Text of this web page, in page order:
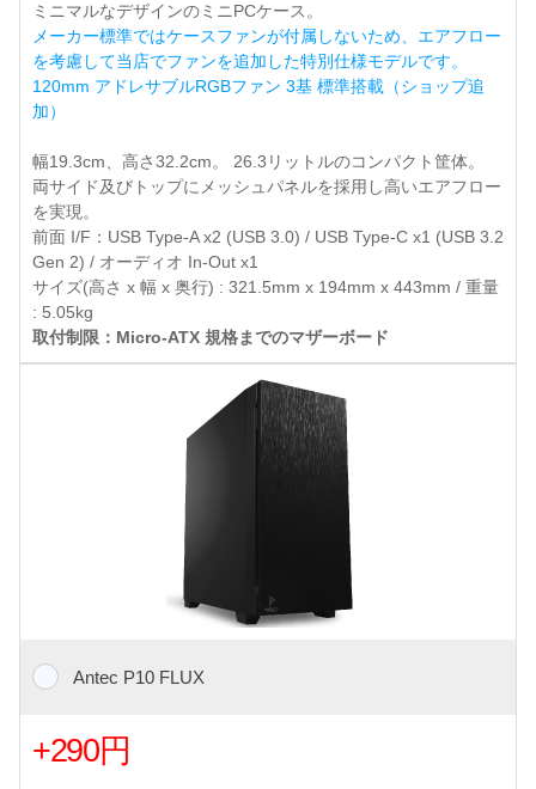
ミニマルなデザインのミニPCケース。
メーカー標準ではケースファンが付属しないため、エアフロー
を考慮して当店でファンを追加した特別仕様モデルです。
120mm アドレサブルRGBファン 3基 標準搭載（ショップ追
加）
幅19.3cm、高さ32.2cm。 26.3リットルのコンパクト筐体。
両サイド及びトップにメッシュパネルを採用し高いエアフロー
を実現。
前面 I/F：USB Type-A x2 (USB 3.0) / USB Type-C x1 (USB 3.2
Gen 2) / オーディオ In-Out x1
サイズ(高さ x 幅 x 奥行) : 321.5mm x 194mm x 443mm / 重量
: 5.05kg
取付制限：Micro-ATX 規格までのマザーボード
Antec P10 FLUX
+290円